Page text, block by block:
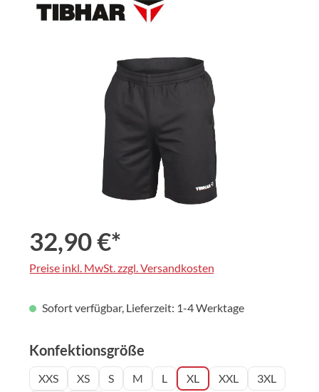
Bildergalerie überspringen
32,90 €*
Preise inkl. MwSt. zzgl. Versandkosten
Sofort verfügbar, Lieferzeit: 1-4 Werktage
Konfektionsgröße
XXS XS S M L XL XXL
3XL